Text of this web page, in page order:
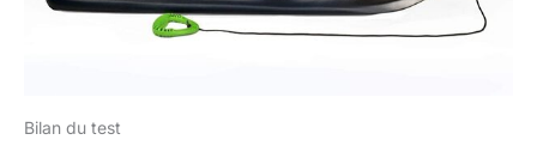
Bilan du test